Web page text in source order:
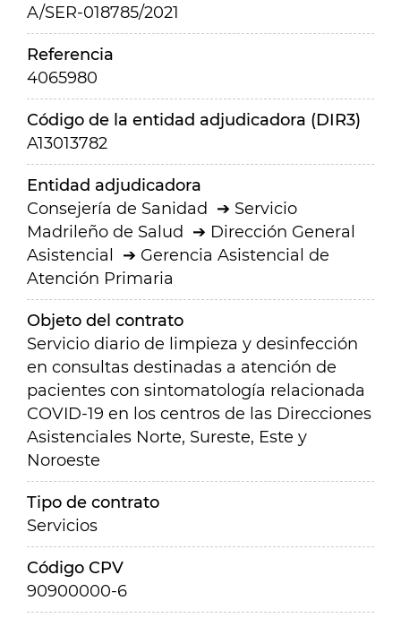
A/SER-018785/2021
Referencia
4065980
Código de la entidad adjudicadora (DIR3)
A13013782
Entidad adjudicadora
Consejería de Sanidad
Servicio
Madrileño de Salud
Dirección General
Asistencial
Gerencia Asistencial de
Atención Primaria
Objeto del contrato
Servicio diario de limpieza y desinfección
en consultas destinadas a atención de
pacientes con sintomatología relacionada
COVID-19 en los centros de las Direcciones
Asistenciales Norte, Sureste, Este y
Noroeste
Tipo de contrato
Servicios
Código CPV
90900000-6